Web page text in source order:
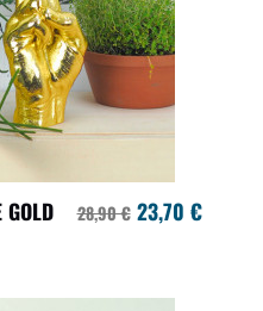
28,90 € 23,70 €